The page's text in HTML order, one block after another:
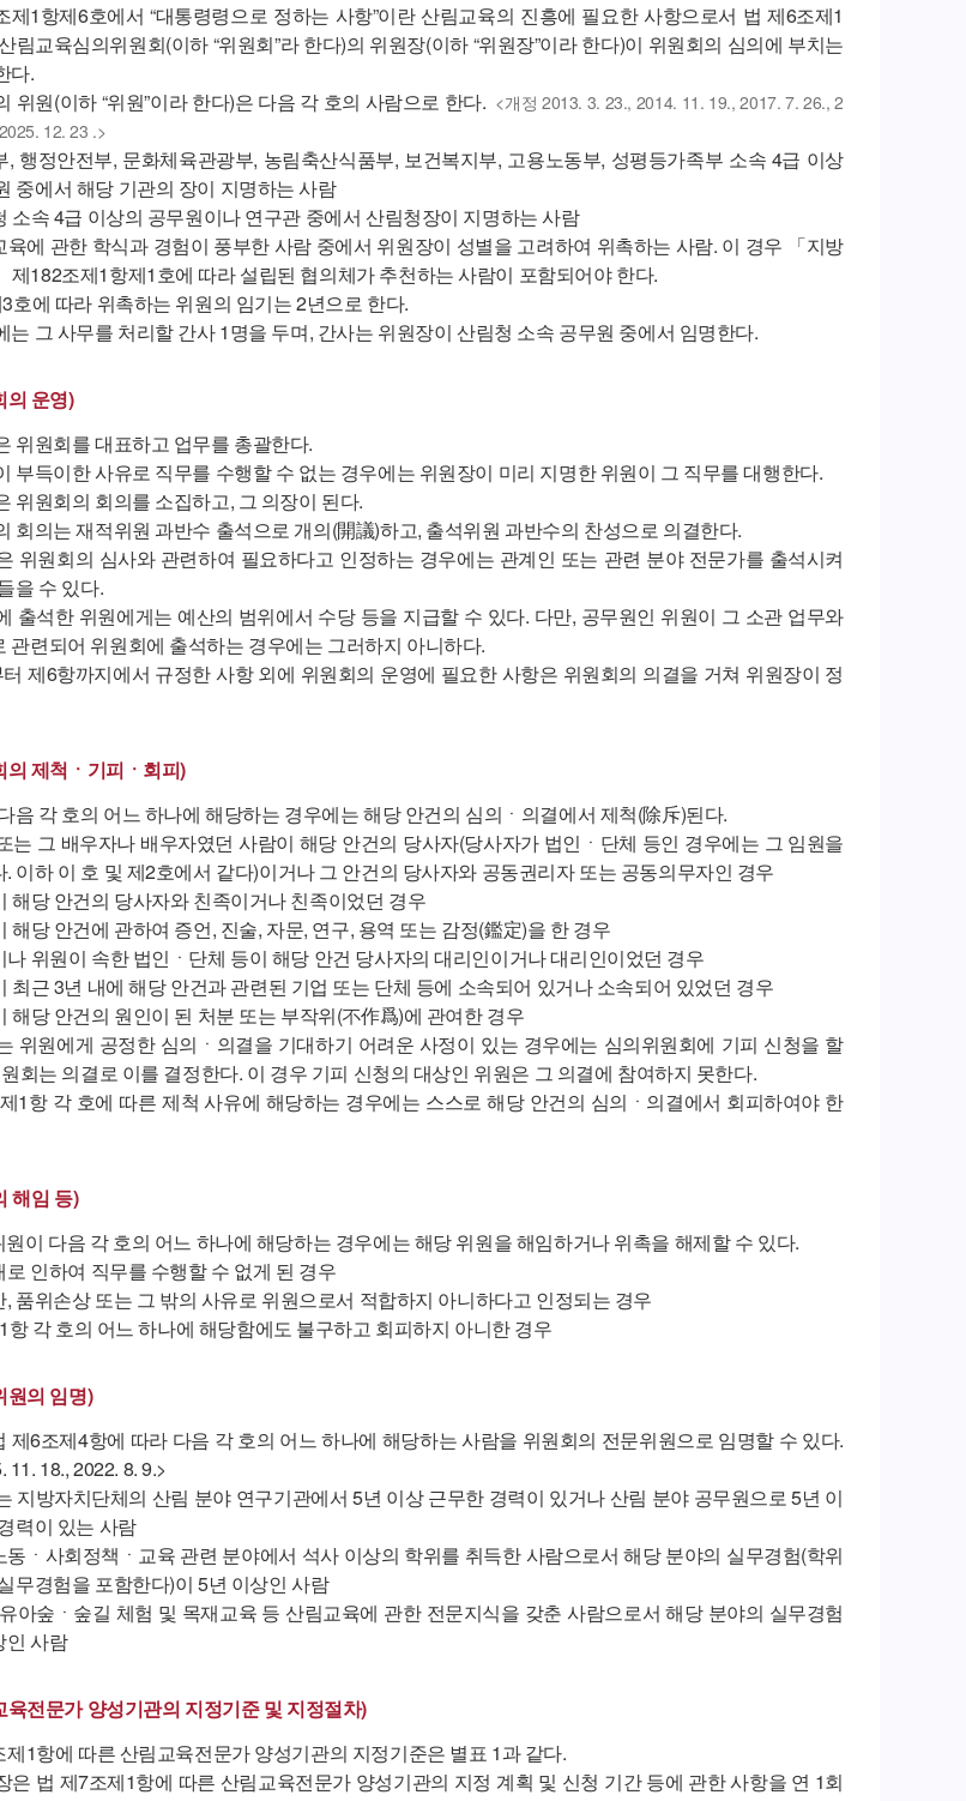
1항제6호에서 “대통령령으로 정하는 사항”이란 산림교육의 진흥에 필요한 사항으로서 법 제6조제1
림교육심의위원회(이하 “위원회”라 한다)의 위원장(이하 “위원장”이라 한다)이 위원회의 심의에 부치는
다.
위원(이하 “위원”이라 한다)은 다음 각 호의 사람으로 한다. <개정 2013. 3. 23., 2014. 11. 19., 2017. 7. 26., 2
12. 23 .>
, 행정안전부, 문화체육관광부, 농림축산식품부, 보건복지부, 고용노동부, 성평등가족부 소속 4급 이상
중에서 해당 기관의 장이 지명하는 사람
소속 4급 이상의 공무원이나 연구관 중에서 산림청장이 지명하는 사람
육에 관한 학식과 경험이 풍부한 사람 중에서 위원장이 성별을 고려하여 위촉하는 사람. 이 경우 「지방
제182조제1항제1호에 따라 설립된 협의체가 추천하는 사람이 포함되어야 한다.
에 따라 위촉하는 위원의 임기는 2년으로 한다.
그 사무를 처리할 간사 1명을 두며, 간사는 위원장이 산림청 소속 공무원 중에서 임명한다.
의 운영)
위원회를 대표하고 업무를 총괄한다.
부득이한 사유로 직무를 수행할 수 없는 경우에는 위원장이 미리 지명한 위원이 그 직무를 대행한다.
위원회의 회의를 소집하고, 그 의장이 된다.
회의는 재적위원 과반수 출석으로 개의(開議)하고, 출석위원 과반수의 찬성으로 의결한다.
위원회의 심사와 관련하여 필요하다고 인정하는 경우에는 관계인 또는 관련 분야 전문가를 출석시켜
을 수 있다.
출석한 위원에게는 예산의 범위에서 수당 등을 지급할 수 있다. 다만, 공무원인 위원이 그 소관 업무와
관련되어 위원회에 출석하는 경우에는 그러하지 아니하다.
제6항까지에서 규정한 사항 외에 위원회의 운영에 필요한 사항은 위원회의 의결을 거쳐 위원장이 정
의 제척ㆍ기피ㆍ회피)
음 각 호의 어느 하나에 해당하는 경우에는 해당 안건의 심의ㆍ의결에서 제척(除斥)된다.
는 그 배우자나 배우자였던 사람이 해당 안건의 당사자(당사자가 법인ㆍ단체 등인 경우에는 그 임원을
. 이하 이 호 및 제2호에서 같다)이거나 그 안건의 당사자와 공동권리자 또는 공동의무자인 경우
해당 안건의 당사자와 친족이거나 친족이었던 경우
해당 안건에 관하여 증언, 진술, 자문, 연구, 용역 또는 감정(鑑定)을 한 경우
나 위원이 속한 법인ㆍ단체 등이 해당 안건 당사자의 대리인이거나 대리인이었던 경우
최근 3년 내에 해당 안건과 관련된 기업 또는 단체 등에 소속되어 있거나 소속되어 있었던 경우
해당 안건의 원인이 된 처분 또는 부작위(不作爲)에 관여한 경우
위원에게 공정한 심의ㆍ의결을 기대하기 어려운 사정이 있는 경우에는 심의위원회에 기피 신청을 할
회는 의결로 이를 결정한다. 이 경우 기피 신청의 대상인 위원은 그 의결에 참여하지 못한다.
1항 각 호에 따른 제척 사유에 해당하는 경우에는 스스로 해당 안건의 심의ㆍ의결에서 회피하여야 한
해임 등)
원이 다음 각 호의 어느 하나에 해당하는 경우에는 해당 위원을 해임하거나 위촉을 해제할 수 있다.
로 인하여 직무를 수행할 수 없게 된 경우
, 품위손상 또는 그 밖의 사유로 위원으로서 적합하지 아니하다고 인정되는 경우
항 각 호의 어느 하나에 해당함에도 불구하고 회피하지 아니한 경우
원의 임명)
제6조제4항에 따라 다음 각 호의 어느 하나에 해당하는 사람을 위원회의 전문위원으로 임명할 수 있다.
11. 18., 2022. 8. 9.>
지방자치단체의 산림 분야 연구기관에서 5년 이상 근무한 경력이 있거나 산림 분야 공무원으로 5년 이
력이 있는 사람
동ㆍ사회정책ㆍ교육 관련 분야에서 석사 이상의 학위를 취득한 사람으로서 해당 분야의 실무경험(학위
무경험을 포함한다)이 5년 이상인 사람
아숲ㆍ숲길 체험 및 목재교육 등 산림교육에 관한 전문지식을 갖춘 사람으로서 해당 분야의 실무경험
인 사람
육전문가 양성기관의 지정기준 및 지정절차)
1항에 따른 산림교육전문가 양성기관의 지정기준은 별표 1과 같다.
법 제7조제1항에 따른 산림교육전문가 양성기관의 지정 계획 및 신청 기간 등에 관한 사항을 연 1회